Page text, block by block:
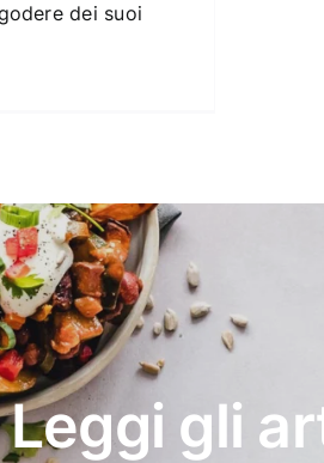
dei suoi
Leggi gli